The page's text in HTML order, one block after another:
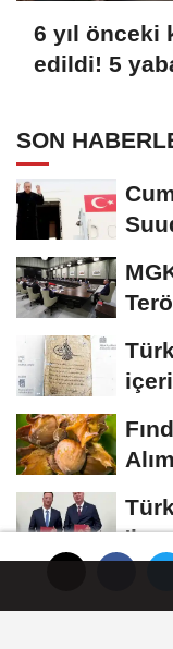
6 yıl önceki
edildi! 5
SON